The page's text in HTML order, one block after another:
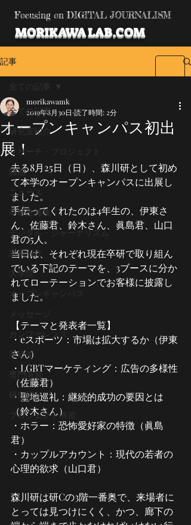
Focusing on DIGITAL JOURNALISM
MORIKAWA LAB.COM
記事
全ての記事
研究室紹介
リサーチ・プロジェクト
雑感
ニュース
卒研生募集
デジタル・ジャーナリズム
講義紹介
大学院
オープンキャンパス
メッセージ
カンファレンス
卒研生
専門演習
研究紹介
プロジェクト演習
全ての記事
オープンキャンパス初出
展！
morikawamk
2019年8月30日 読了時間: 2分
去る8月25日（日）、森川研として初め
て本学のオープンキャンパスに出展し
ました。
手伝ってくれたのは4年生の、伊東さ
ん、佐藤君、鈴木さん、眞島君、山口
君の5人。
当日は、それぞれ現在卒研で取り組ん
でいる下記のテーマを、3ブースに分か
れてローテーションでお客様に披露し
ました。
【テーマと発表者一覧】
・eスポーツ：市場は拡大するか（伊東
さん）
・LGBTマーケティング：広告の多様性
（佐藤君）
・聖地巡礼：継続的成功の要因とは
（鈴木さん）
・ホラー：恐怖愛好家の特徴（眞島
君）
・カップルアカウント：現代の若者の
心理的欲求（山口君）
森川研は研Cの3階一番奥で、来場者に
とっては見つけにくく、かつ、廊下の